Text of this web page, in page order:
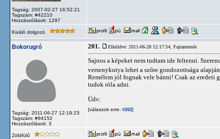
Tagság: 2007-02-27 16:52:21
Tagszám: #42210
Hozzászólások: 1297
Kiváló dolgozó
Bokorugró
Tagság: 2011-06-27 12:19:23
Tagszám: #94152
Hozzászólások: 3
201. Elküldve: 2011-06-28 12:17:54, Fajtamentés
Sajnos a képeket nem tudtam ide feltenni.
versenykutya lehet a szőre gondozottsága
Remélem jól fognak vele bánni! Csak az
tudok róla adni.
Üdv:
[válaszok erre: #202]
Zöldfülű